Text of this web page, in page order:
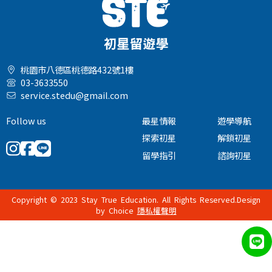
桃園市八德區桃德路432號1樓
03-3633550
service.stedu@gmail.com
Follow us
最星情報
探索初星
留學指引
遊學導航
解鎖初星
諮詢初星
Copyright © 2023 Stay True Education. All Rights Reserved.Design
by Choice 隱私權聲明